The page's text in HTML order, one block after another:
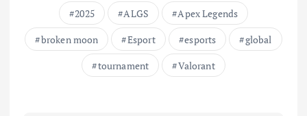
2025 ALGS
Apex Legends
broken moon
Esport esports
global
tournament
Valorant